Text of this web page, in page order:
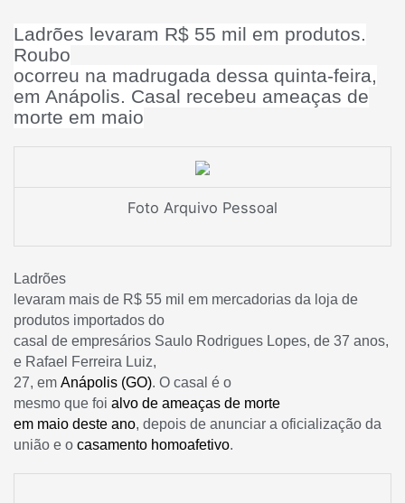
Ladrões levaram R$ 55 mil em produtos.
Roubo
ocorreu na madrugada dessa quinta-feira,
em Anápolis. Casal recebeu ameaças de
morte em maio
Foto Arquivo Pessoal
Ladrões
levaram mais de R$ 55 mil em mercadorias da loja de
produtos importados do
casal de empresários Saulo Rodrigues Lopes, de 37 anos,
e Rafael Ferreira Luiz,
27, em Anápolis (GO). O casal é o
mesmo que foi alvo de ameaças de morte
em maio deste ano, depois de anunciar a oficialização da
união e o casamento homoafetivo.